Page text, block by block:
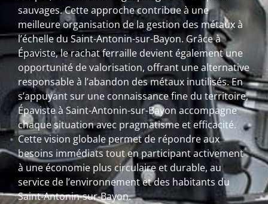
sauvages. Cette approche contribue à une
meilleure organisation de la gestion des métaux à
l’échelle du Saint-Antonin-sur-Bayon. Grâce à
Épaviste, le rachat ferraille devient également une
opportunité de valorisation, offrant une alternative
responsable à l’abandon des métaux inutilisés. En
s’appuyant sur une connaissance fine du territoire,
Épaviste à Saint-Antonin-sur-Bayon accompagne
chaque situation avec pragmatisme et efficacité.
Cette vision globale permet de répondre aux
besoins immédiats tout en participant activement
à une économie plus circulaire et durable, au
service de l’environnement et des habitants du
Saint-Antonin-sur-Bayon.